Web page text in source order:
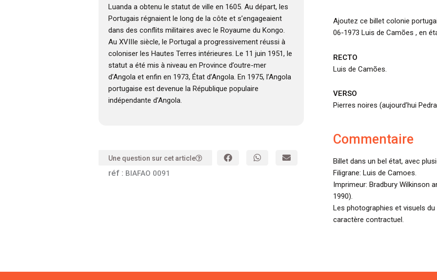
Luanda a obtenu le statut de ville en 1605. Au départ, les
Portugais régnaient le long de la côte et s’engageaient
dans des conflits militaires avec le Royaume du Kongo.
Au XVIIIe siècle, le Portugal a progressivement réussi à
coloniser les Hautes Terres intérieures. Le 11 juin 1951, le
statut a été mis à niveau en Province d’outre-mer
d’Angola et enfin en 1973, État d’Angola. En 1975, l’Angola
portugaise est devenue la République populaire
indépendante d’Angola.
Une question sur cet article
réf : BIAFAO 0091
Ajoutez ce billet colonie
06-1973 Luis de Camões , en
RECTO
Luis de Camões.
VERSO
Pierres noires (aujourd’hui
Commentaire
Billet dans un bel état, avec
Filigrane: Luis de Camoes.
Imprimeur: Bradbury Wilkinson
1990).
Les photographies et visuels
caractère contractuel.